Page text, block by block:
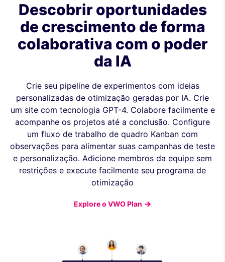
Descobrir oportunidades
de crescimento de forma
colaborativa com o poder
da IA
Crie seu pipeline de experimentos com ideias
personalizadas de otimização geradas por IA. Crie
um site com tecnologia GPT-4. Colabore facilmente e
acompanhe os projetos até a conclusão. Configure
um fluxo de trabalho de quadro Kanban com
observações para alimentar suas campanhas de teste
e personalização. Adicione membros da equipe sem
restrições e execute facilmente seu programa de
otimização
Explore o VWO Plan